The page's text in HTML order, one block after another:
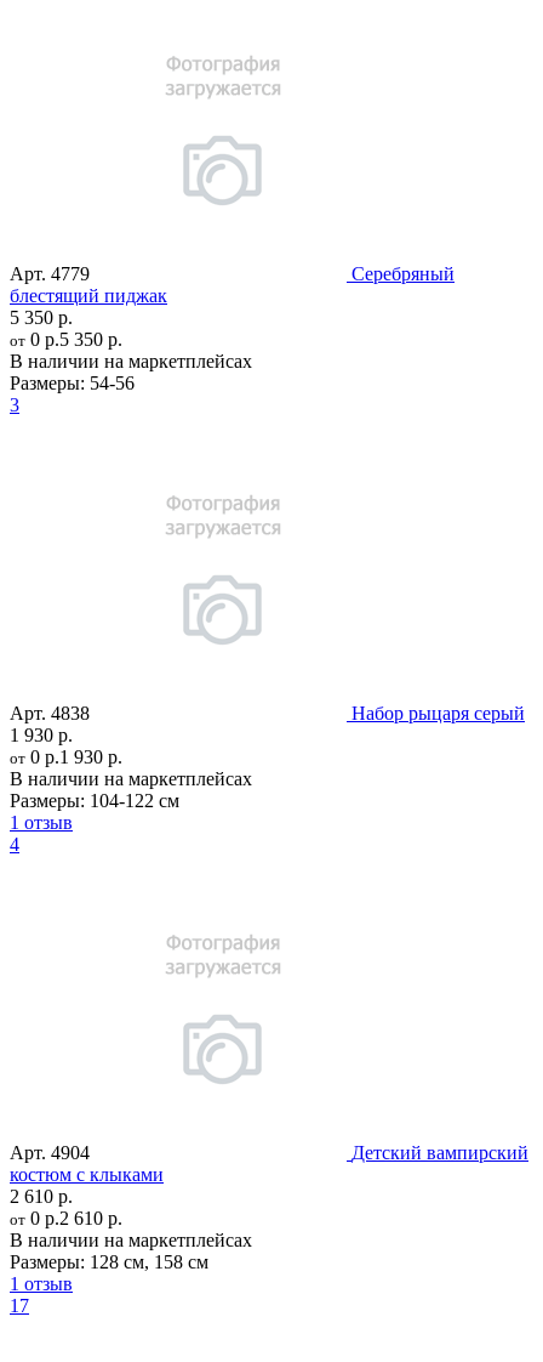
Арт. 4779
Серебряный
блестящий пиджак
5 350 р.
от 0 р.5 350 р.
В наличии на маркетплейсах
Размеры: 54-56
3
Арт. 4838
Набор рыцаря серый
1 930 р.
от 0 р.1 930 р.
В наличии на маркетплейсах
Размеры: 104-122 см
1 отзыв
4
Арт. 4904
Детский вампирский
костюм с клыками
2 610 р.
от 0 р.2 610 р.
В наличии на маркетплейсах
Размеры: 128 см, 158 см
1 отзыв
17